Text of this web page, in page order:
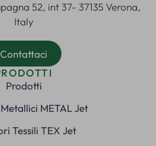
52, int 37- 37135 Verona,
Italy
Contattaci
Prodotti
METAL Jet
Tessili TEX Jet